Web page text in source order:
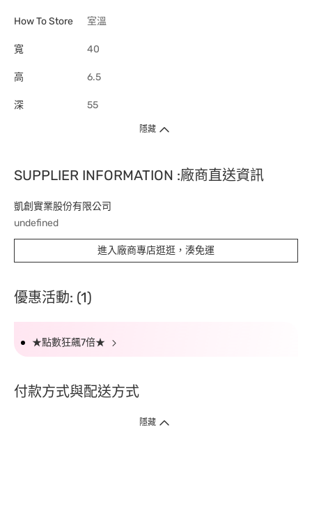
How To Store 室溫
寬 40
高 6.5
深 55
隱藏
SUPPLIER INFORMATION :廠商直送資訊
凱創實業股份有限公司
undefined
進入廠商專店逛逛，湊免運
優惠活動: (1)
★點數狂飆7倍★
付款方式與配送方式
隱藏